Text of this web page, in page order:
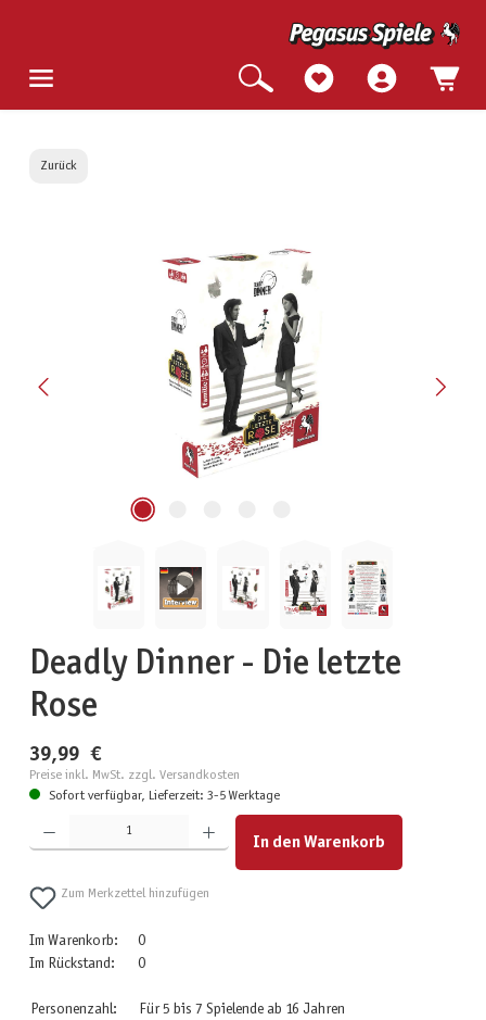
Zurück
Deadly Dinner - Die letzte
Rose
39,99 €
Preise inkl. MwSt. zzgl. Versandkosten
Sofort verfügbar, Lieferzeit: 3-5 Werktage
Produkt Anzahl: Gib den gewünschten Wert ein oder benutze die Schaltflächen um die Anzahl zu
In den Warenkorb
Zum Merkzettel hinzufügen
Im Warenkorb:
0
Im Rückstand:
0
Personenzahl:
Für 5 bis 7 Spielende ab 16 Jahren